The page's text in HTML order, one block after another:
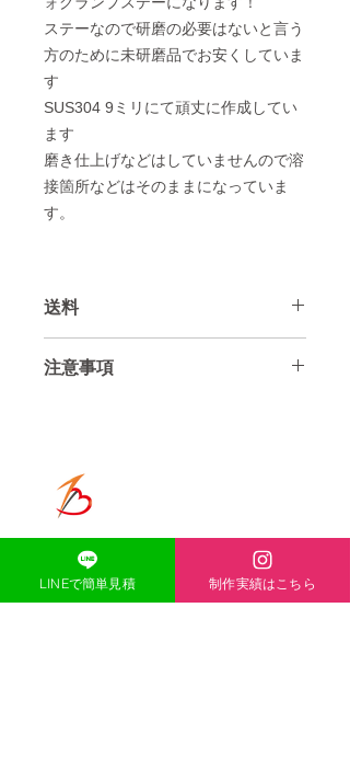
ステーなので研磨の必要はないと言う
方のために未研磨品でお安くしていま
す
SUS304 9ミリにて頑丈に作成してい
ます
磨き仕上げなどはしていませんので溶
接箇所などはそのままになっていま
す。
送料
北海道、沖縄、離島は＋1100円とな
注意事項
トを、延長して取り付けるてもらう
か、もしくはふくらみを削ってもらう
かの加工が必要な車種もございます
ハンドメイド品のため小傷などある場
合がございます。
ご理解いただける方のみ入札お願いし
​ACCESS
兵庫県姫路市大津区恵美酒町2丁目
44-1
LINEで簡単見積 制作実績はこちら